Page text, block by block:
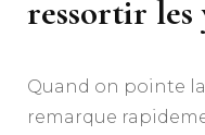
ressortir les
Quand on pointe
remarque